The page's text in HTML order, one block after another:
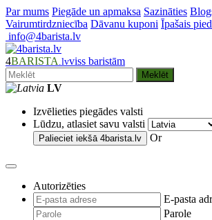
Par mums Piegāde un apmaksa Sazināties
Vairumtirdzniecība Dāvanu kuponi Īpašais
info@4barista.lv
4BARISTA .lvviss baristām
Meklēt
LV
Izvēlieties piegādes valsti
Lūdzu, atlasiet savu valsti
Palieciet iekšā 4barista.lv Or
Autorizēties
E-pasta
Parole